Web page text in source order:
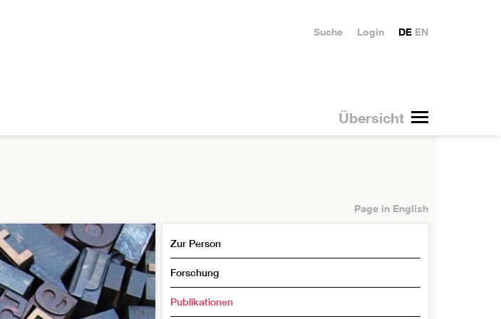
Übersicht
DE EN
Login
Suche
Page in English
Zur Person
Forschung
Publikationen